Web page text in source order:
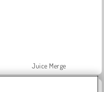
Juice Merge